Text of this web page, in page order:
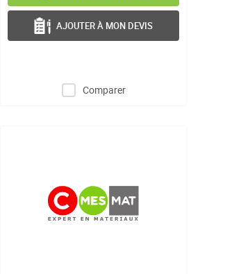
Comparer
AJOUTER À MON DEVIS